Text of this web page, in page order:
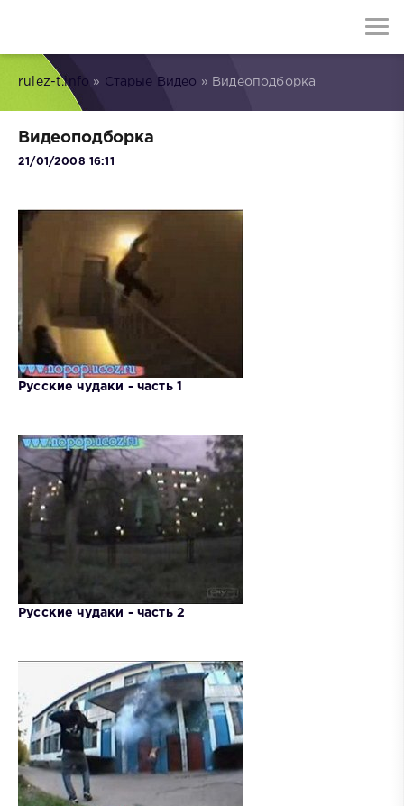
rulez-t.info » Старые Видео » Видеоподборка
Видеоподборка
21/01/2008 16:11
Русские чудаки - часть 1
Русские чудаки - часть 2